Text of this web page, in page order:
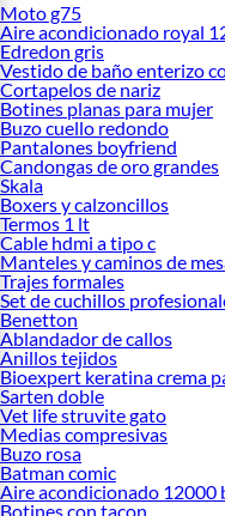
Moto g75
Aire acondicionado royal
Edredon gris
Vestido de baño enterizo
Cortapelos de nariz
Botines planas para mujer
Buzo cuello redondo
Pantalones boyfriend
Candongas de oro grandes
Skala
Boxers y calzoncillos
Termos 1 lt
Cable hdmi a tipo c
Manteles y caminos de
Trajes formales
Set de cuchillos
Benetton
Ablandador de callos
Anillos tejidos
Bioexpert keratina crema
Sarten doble
Vet life struvite gato
Medias compresivas
Buzo rosa
Batman comic
Aire acondicionado 12000
Botines con tacon